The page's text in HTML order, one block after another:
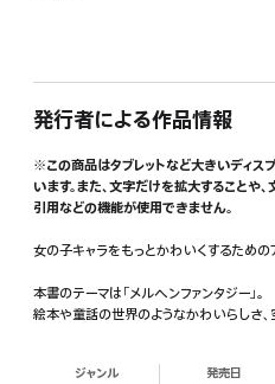
発行者による作品情報
※この商品はタブレットなど大きいディス
います。また、文字だけを拡大することや、
引用などの機能が使用できません。
女の子キャラをもっとかわいくするための
本書のテーマは「メルヘンファンタジー」。
絵本や童話の世界のようなかわいらしさ
ジャンル 発売日